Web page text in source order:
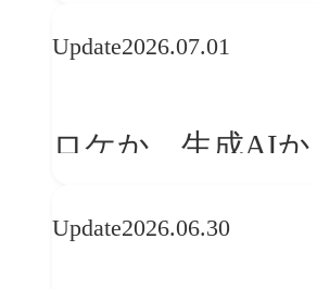
との接点を、ブラ
Update2026.07.01
ロケか、生成AI
おける「意思決定
Update2026.06.30